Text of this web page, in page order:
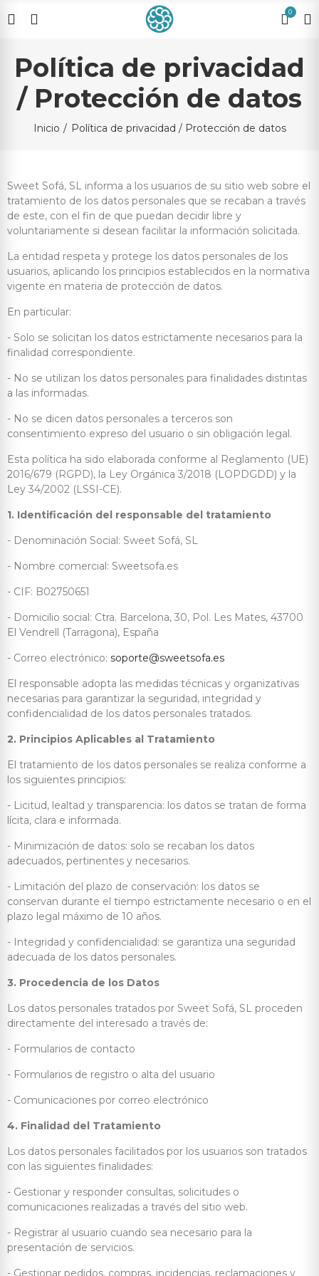
0
Política de privacidad
/ Protección de datos
Inicio Política de privacidad / Protección de datos
Sweet Sofá, SL informa a los usuarios de su sitio web sobre el
tratamiento de los datos personales que se recaban a través
de este, con el fin de que puedan decidir libre y
voluntariamente si desean facilitar la información solicitada.
La entidad respeta y protege los datos personales de los
usuarios, aplicando los principios establecidos en la normativa
vigente en materia de protección de datos.
En particular:
- Solo se solicitan los datos estrictamente necesarios para la
finalidad correspondiente.
- No se utilizan los datos personales para finalidades distintas
a las informadas.
- No se dicen datos personales a terceros son
consentimiento expreso del usuario o sin obligación legal.
Esta política ha sido elaborada conforme al Reglamento (UE)
2016/679 (RGPD), la Ley Orgánica 3/2018 (LOPDGDD) y la
Ley 34/2002 (LSSI-CE).
1. Identificación del responsable del tratamiento
- Denominación Social: Sweet Sofá, SL
- Nombre comercial: Sweetsofa.es
- CIF: B02750651
- Domicilio social: Ctra. Barcelona, 30, Pol. Les Mates, 43700
El Vendrell (Tarragona), España
- Correo electrónico: soporte@sweetsofa.es
El responsable adopta las medidas técnicas y organizativas
necesarias para garantizar la seguridad, integridad y
confidencialidad de los datos personales tratados.
2. Principios Aplicables al Tratamiento
El tratamiento de los datos personales se realiza conforme a
los siguientes principios:
- Licitud, lealtad y transparencia: los datos se tratan de forma
lícita, clara e informada.
- Minimización de datos: solo se recaban los datos
adecuados, pertinentes y necesarios.
- Limitación del plazo de conservación: los datos se
conservan durante el tiempo estrictamente necesario o en el
plazo legal máximo de 10 años.
- Integridad y confidencialidad: se garantiza una seguridad
adecuada de los datos personales.
3. Procedencia de los Datos
Los datos personales tratados por Sweet Sofá, SL proceden
directamente del interesado a través de:
- Formularios de contacto
- Formularios de registro o alta del usuario
- Comunicaciones por correo electrónico
4. Finalidad del Tratamiento
Los datos personales facilitados por los usuarios son tratados
con las siguientes finalidades:
- Gestionar y responder consultas, solicitudes o
comunicaciones realizadas a través del sitio web.
- Registrar al usuario cuando sea necesario para la
presentación de servicios.
- Gestionar pedidos, compras, incidencias, reclamaciones y